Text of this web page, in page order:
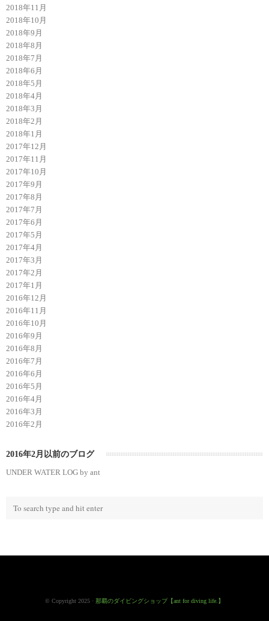
2018年11月
2018年10月
2018年9月
2018年8月
2018年7月
2018年6月
2018年5月
2018年4月
2018年3月
2018年2月
2018年1月
2017年12月
2017年11月
2017年10月
2017年9月
2017年8月
2017年7月
2017年6月
2017年5月
2017年4月
2017年3月
2017年2月
2017年1月
2016年12月
2016年11月
2016年10月
2016年9月
2016年8月
2016年7月
2016年6月
2016年5月
2016年4月
2016年3月
2016年2月
2016年2月以前のブログ
UNDER WATER LOG by ant
© Copyright 2025 · 那覇のダイビングショップ【ant for diving life.】